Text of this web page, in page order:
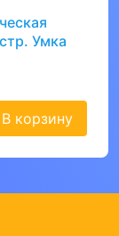
Умка
В корзину